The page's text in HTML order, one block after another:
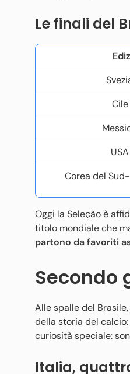
Le finali del
Cile
Corea del
Oggi la Seleção è
titolo mondiale che
partono da favoriti
Secondo
Alle spalle del
della storia del calcio:
curiosità speciale:
Italia,